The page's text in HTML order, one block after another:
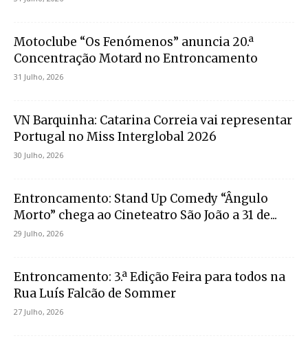
Motoclube “Os Fenómenos” anuncia 20.ª
Concentração Motard no Entroncamento
31 Julho, 2026
VN Barquinha: Catarina Correia vai representar
Portugal no Miss Interglobal 2026
30 Julho, 2026
Entroncamento: Stand Up Comedy “Ângulo
Morto” chega ao Cineteatro São João a 31 de...
29 Julho, 2026
Entroncamento: 3.ª Edição Feira para todos na
Rua Luís Falcão de Sommer
27 Julho, 2026